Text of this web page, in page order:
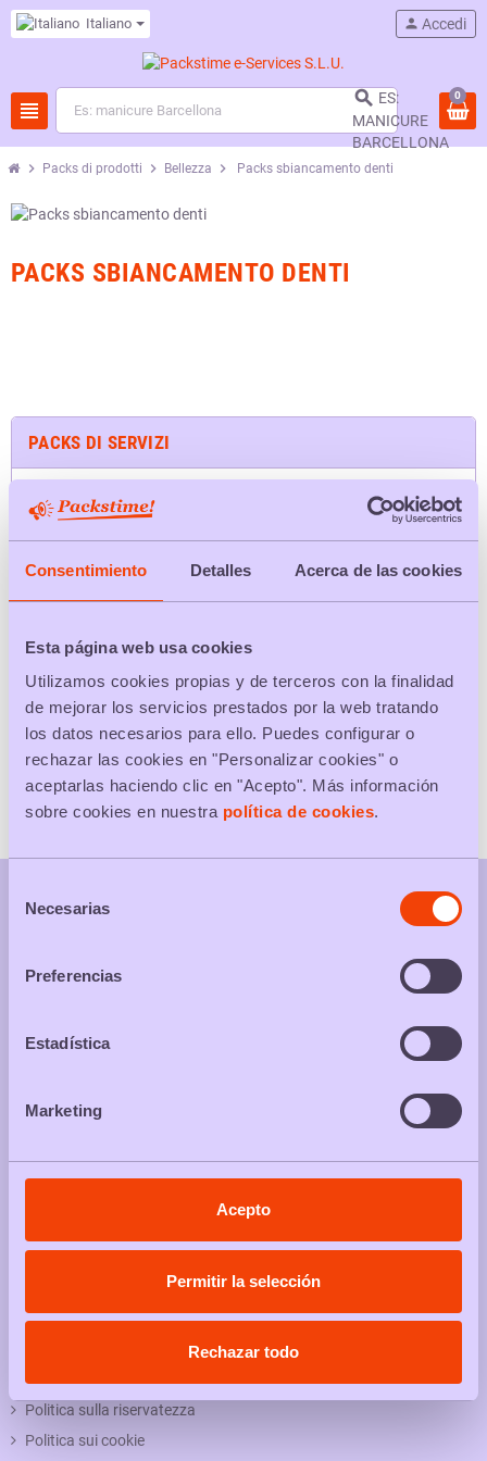
Consentimiento Detalles Acerca de las cookies
Esta página web usa cookies
Utilizamos cookies propias y de terceros con la finalidad
de mejorar los servicios prestados por la web tratando
los datos necesarios para ello. Puedes configurar o
rechazar las cookies en "Personalizar cookies" o
aceptarlas haciendo clic en "Acepto". Más información
sobre cookies en nuestra política de cookies.
Necesarias
Preferencias
Estadística
Marketing
Acepto
Permitir la selección
Rechazar todo
Italiano
view_headline  ES:
MANICURE
BARCELLONA
person Accedi
0
chevron_right Packs di prodotti chevron_right Bellezza chevron_right Packs sbiancamento denti
PACKS DI SERVIZI
Scegli la tua città
CERCARE
TUTTI I PACKS
Packs di prodotti
PACKS SBIANCAMENTO DENTI
Acquista in packs e approfitta dei loro vantaggi, sconti o regali
Instagram
OK
Termini di utilizzo
Politica sulla riservatezza
Politica sui cookie